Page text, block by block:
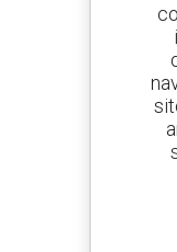
e ricevi